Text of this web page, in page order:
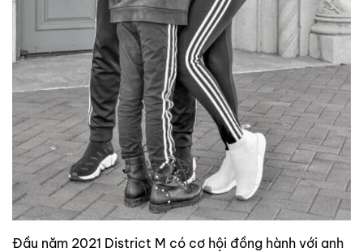
Đầu năm 2021 District M có cơ hội đồng hành với anh